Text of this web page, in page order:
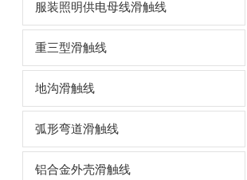
服装照明供电母线滑触线
重三型滑触线
地沟滑触线
弧形弯道滑触线
铝合金外壳滑触线